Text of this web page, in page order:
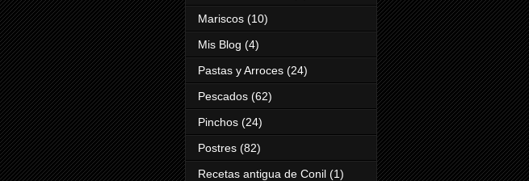
Mariscos (10)
Mis Blog (4)
Pastas y Arroces (24)
Pescados (62)
Pinchos (24)
Postres (82)
Recetas antigua de Conil (1)